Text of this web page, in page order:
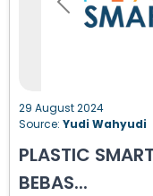
Previous
29 August 2024
Source: Yudi Wahyudi
PLASTIC
BEBAS...